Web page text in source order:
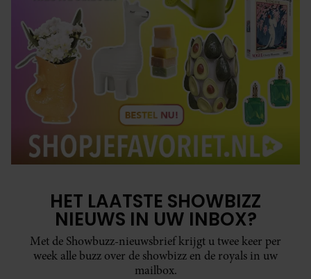
HET LAATSTE SHOWBIZZ
NIEUWS IN UW INBOX?
Met de Showbuzz-nieuwsbrief krijgt u twee keer per
week alle buzz over de showbizz en de royals in uw
mailbox.